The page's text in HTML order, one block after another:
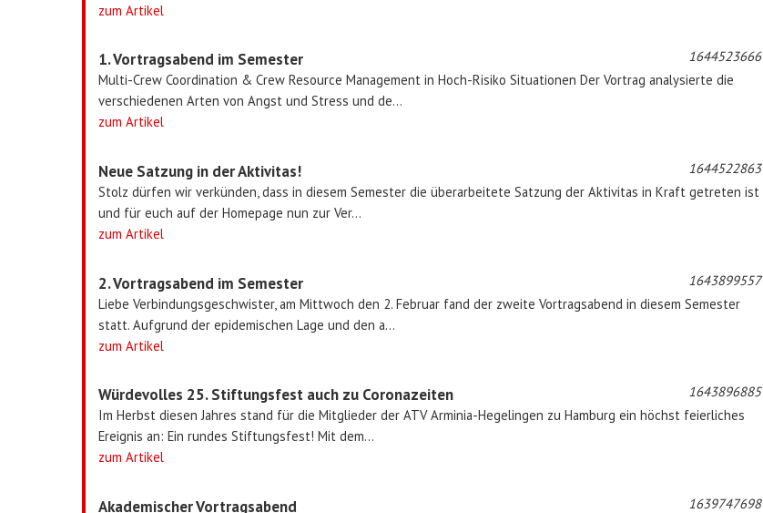
zum Artikel
1. Vortragsabend im Semester
1644523666
Multi-Crew Coordination & Crew Resource Management in Hoch-Risiko Situationen Der Vortrag analysierte die
verschiedenen Arten von Angst und Stress und de...
zum Artikel
Neue Satzung in der Aktivitas!
1644522863
Stolz dürfen wir verkünden, dass in diesem Semester die überarbeitete Satzung der Aktivitas in Kraft getreten ist
und für euch auf der Homepage nun zur Ver...
zum Artikel
2. Vortragsabend im Semester
1643899557
Liebe Verbindungsgeschwister, am Mittwoch den 2. Februar fand der zweite Vortragsabend in diesem Semester
statt. Aufgrund der epidemischen Lage und den a...
zum Artikel
Würdevolles 25. Stiftungsfest auch zu Coronazeiten
1643896885
Im Herbst diesen Jahres stand für die Mitglieder der ATV Arminia-Hegelingen zu Hamburg ein höchst feierliches
Ereignis an: Ein rundes Stiftungsfest! Mit dem...
zum Artikel
Akademischer Vortragsabend 1639747698